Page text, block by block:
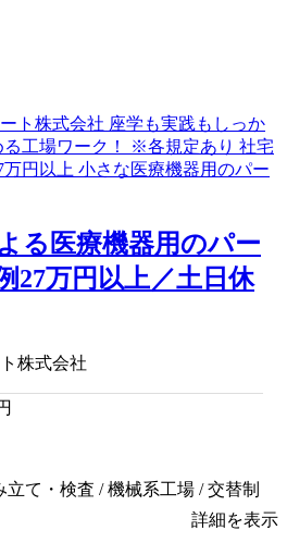
る医療機器用のパー
27万円以上／土日休
株式会社
立て・検査 / 機械系工場 / 交替制
詳細を表示